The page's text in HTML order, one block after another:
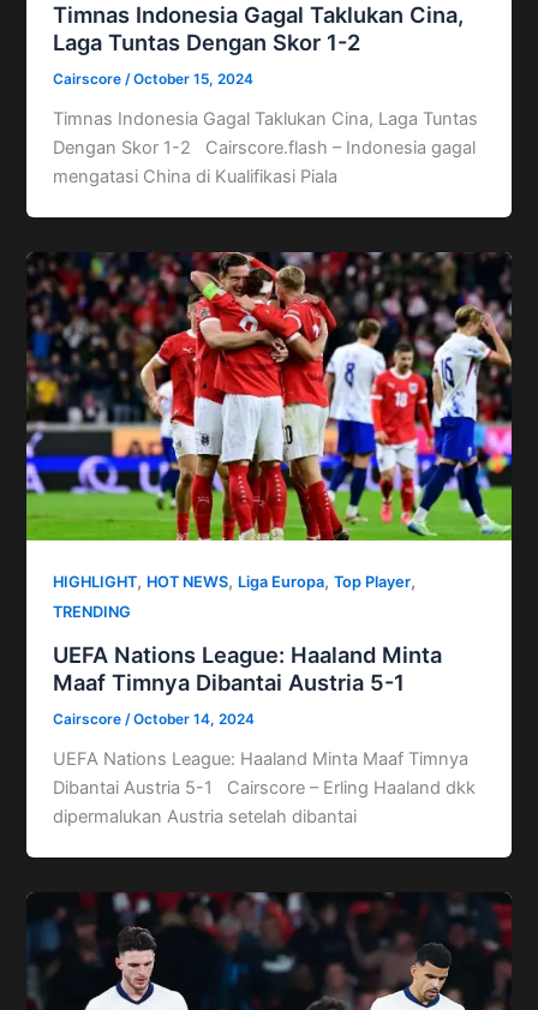
Timnas Indonesia Gagal Taklukan Cina,
Laga Tuntas Dengan Skor 1-2
Cairscore/October 15, 2024
Timnas Indonesia Gagal Taklukan Cina, Laga Tuntas
Dengan Skor 1-2 Cairscore.flash – Indonesia gagal
mengatasi China di Kualifikasi Piala
HIGHLIGHT, HOT NEWS, Liga Europa,Top Player,
TRENDING
UEFA Nations League: Haaland Minta
Maaf Timnya Dibantai Austria 5-1
Cairscore/October 14, 2024
UEFA Nations League: Haaland Minta Maaf Timnya
Dibantai Austria 5-1 Cairscore – Erling Haaland dkk
dipermalukan Austria setelah dibantai